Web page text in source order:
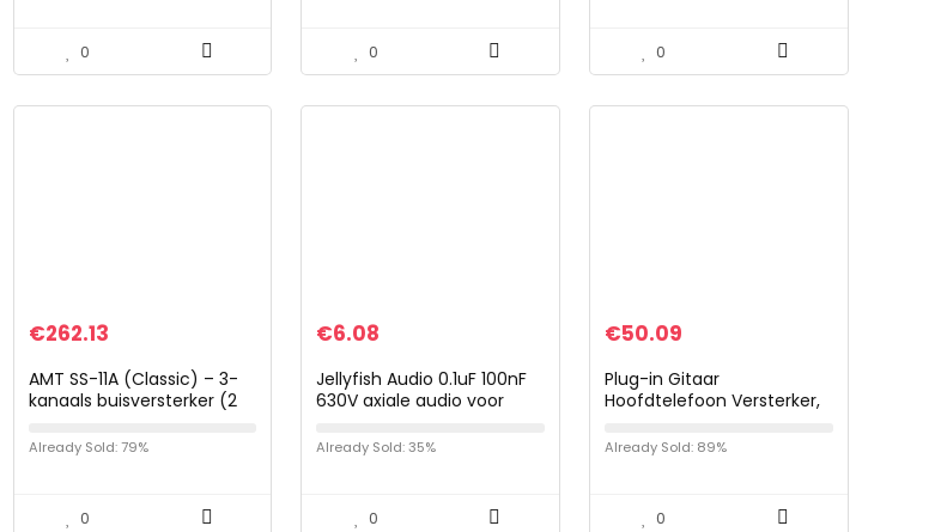
0 0 0
€262.13
AMT SS-11A (Classic) – 3-
kanaals buisversterker (2
Already Sold: 79%
0
€6.08
Jellyfish Audio 0.1uF 100nF
630V axiale audio voor
10 stuks
Already Sold: 35%
0
€50.09
Plug-in Gitaar
Hoofdtelefoon Versterker,
Hoofdtelefoon Versterker
Already Sold: 89%
0